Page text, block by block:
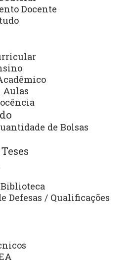
Docente
Aulas
de Bolsas
Defesas / Qualificações
Alunos Especiais
do Portal)